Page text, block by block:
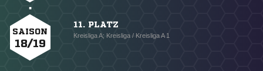
SAISON
18/19
11. PLATZ
Kreisliga A; Kreisliga / Kreisliga A 1